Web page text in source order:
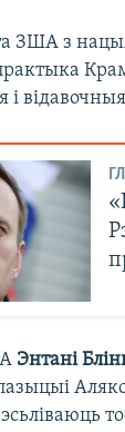
ЗША з
і
Энтані